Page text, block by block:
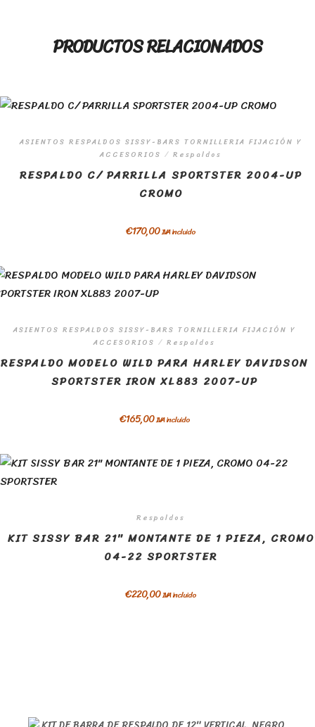
PRODUCTOS RELACIONADOS
ASIENTOS RESPALDOS SISSY-BARS TORNILLERIA FIJACIÓN Y
ACCESORIOS / Respaldos
RESPALDO C/ PARRILLA SPORTSTER 2004-UP
CROMO
€170,00IVA incluido
ASIENTOS RESPALDOS SISSY-BARS TORNILLERIA FIJACIÓN Y
ACCESORIOS / Respaldos
RESPALDO MODELO WILD PARA HARLEY DAVIDSON
SPORTSTER IRON XL883 2007-UP
€165,00IVA incluido
Respaldos
KIT SISSY BAR 21″ MONTANTE DE 1 PIEZA, CROMO
04-22 SPORTSTER
€220,00IVA incluido